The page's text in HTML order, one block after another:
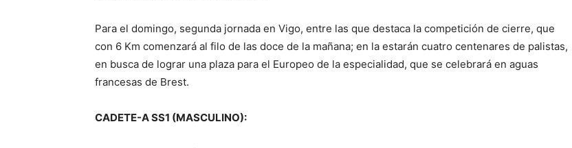
Para el domingo, segunda jornada en Vigo, entre las que destaca la competición de cierre, que
con 6 Km comenzará al filo de las doce de la mañana; en la estarán cuatro centenares de palistas,
en busca de lograr una plaza para el Europeo de la especialidad, que se celebrará en aguas
francesas de Brest.
CADETE-A SS1 (MASCULINO):